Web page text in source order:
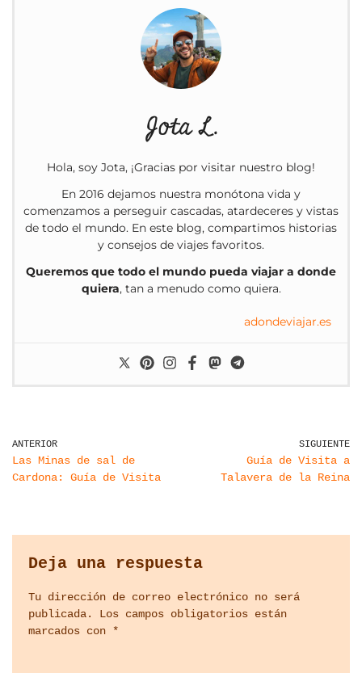
Jota L.
Hola, soy Jota, ¡Gracias por visitar nuestro blog!
En 2016 dejamos nuestra monótona vida y
comenzamos a perseguir cascadas, atardeceres y vistas
de todo el mundo. En este blog, compartimos historias
y consejos de viajes favoritos.
Queremos que todo el mundo pueda viajar a donde
quiera, tan a menudo como quiera.
adondeviajar.es
ANTERIOR
Las Minas de sal de
Cardona: Guía de Visita
SIGUIENTE
Guía de Visita a
Talavera de la Reina
Deja una respuesta
Tu dirección de correo electrónico no será
publicada.
Los campos obligatorios están
marcados con *